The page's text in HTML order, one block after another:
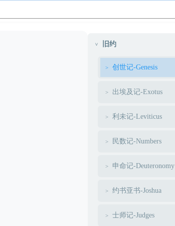
旧约
创世记-Genesis
出埃及记-Exotus
利未记-Leviticus
民数记-Numbers
申命记-Deuteronomy
约书亚书-Joshua
士师记-Judges